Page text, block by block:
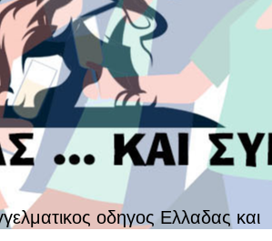
οδηγος Ελλαδας και